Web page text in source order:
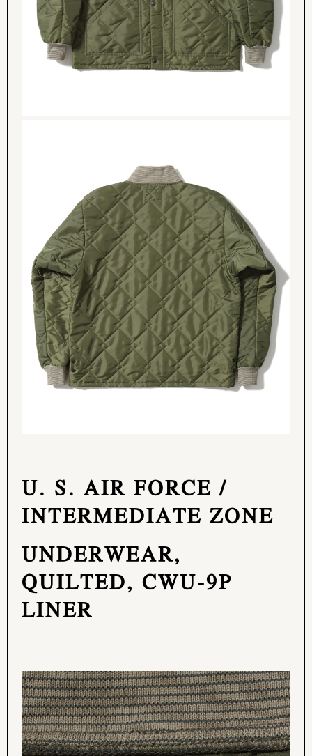
U. S. AIR FORCE /
INTERMEDIATE ZONE
UNDERWEAR,
QUILTED, CWU-9P
LINER